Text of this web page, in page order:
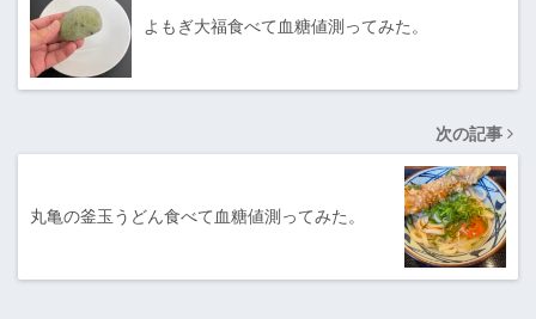
よもぎ大福食べて血糖値測ってみた。
次の記事
丸亀の釜玉うどん食べて血糖値測ってみた。